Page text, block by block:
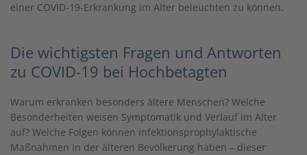
einer COVID-19-Erkrankung im Alter beleuchten zu können.
Die wichtigsten Fragen und Antworten
zu COVID-19 bei Hochbetagten
Warum erkranken besonders ältere Menschen? Welche
Besonderheiten weisen Symptomatik und Verlauf im Alter
auf? Welche Folgen können infektionsprophylaktische
Maßnahmen in der älteren Bevölkerung haben – dieser